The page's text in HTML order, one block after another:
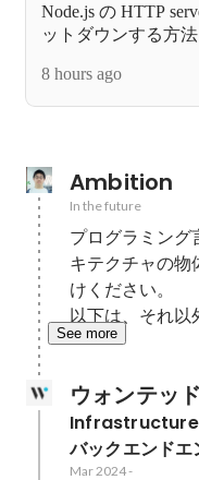
Node.js の HTTP
ットダウンする方法
8 hours ago
Ambition
In the future
プログラミング
キテクチャの物
けください。
以下は、それ以
See more
ウォンテッ
Infrastructure
バックエンドエ
Mar 2024-